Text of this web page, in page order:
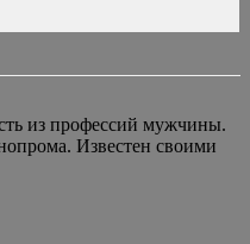
из профессий мужчины.
Известен своими